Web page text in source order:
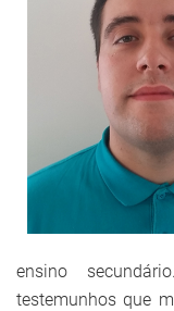
ensino
testemunhos que